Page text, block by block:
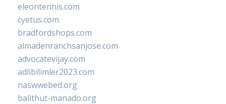
eleontennis.com
cyetus.com
bradfordshops.com
almadenranchsanjose.com
advocatevijay.com
adlibilimler2023.com
naswwebed.org
balithut-manado.org